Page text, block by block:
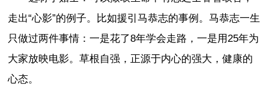
走出“心影”的例子。比如援引马恭志的事例。马恭志一生
只做过两件事情：一是花了8年学会走路，一是用25年为
大家放映电影。草根自强，正源于内心的强大，健康的
心态。